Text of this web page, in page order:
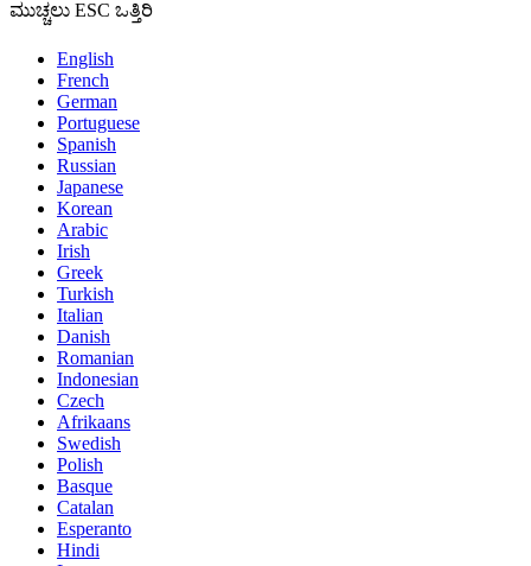
ಮುಚ್ಚಲು ESC ಒತ್ತಿರಿ
English
French
German
Portuguese
Spanish
Russian
Japanese
Korean
Arabic
Irish
Greek
Turkish
Italian
Danish
Romanian
Indonesian
Czech
Afrikaans
Swedish
Polish
Basque
Catalan
Esperanto
Hindi